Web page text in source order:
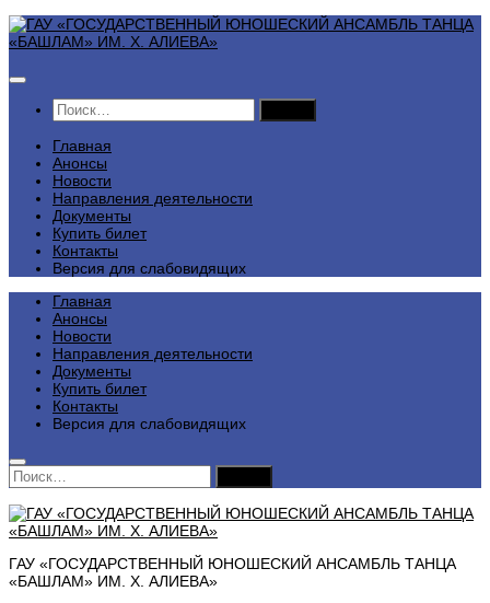
Перейти
к
Найти:
Главная
Анонсы
Новости
Направления деятельности
Документы
Купить билет
Контакты
Версия для слабовидящих
Главная
Анонсы
Новости
Направления деятельности
Документы
Купить билет
Контакты
Версия для слабовидящих
Найти:
ГАУ «ГОСУДАРСТВЕННЫЙ ЮНОШЕСКИЙ АНСАМБЛЬ ТАНЦА
«БАШЛАМ» ИМ. Х. АЛИЕВА»